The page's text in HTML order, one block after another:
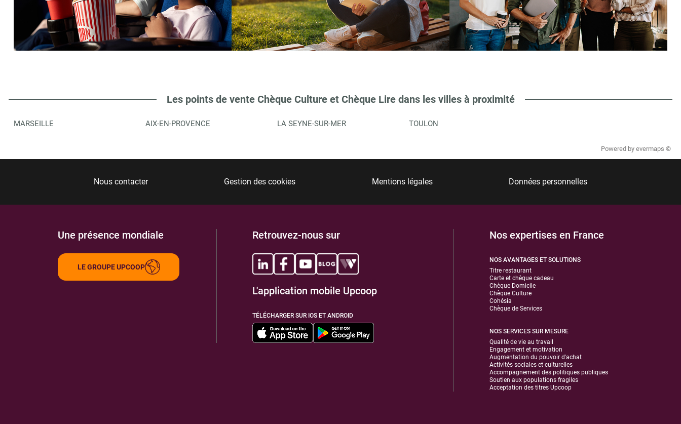
Les points de vente Chèque Culture et Chèque Lire dans les villes à proximité
MARSEILLE AIX-EN-PROVENCE LA SEYNE-SUR-MER TOULON
Powered by evermaps ©
Nous contacter Gestion des cookies Mentions légales Données personnelles
Une présence mondiale
LE GROUPE UPCOOP
Retrouvez-nous sur
L'application mobile Upcoop
TÉLÉCHARGER SUR IOS ET ANDROID
Nos expertises en France
NOS AVANTAGES ET SOLUTIONS
Titre restaurant
Carte et chèque cadeau
Chèque Domicile
Chèque Culture
Cohésia
Chèque de Services
NOS SERVICES SUR MESURE
Qualité de vie au travail
Engagement et motivation
Augmentation du pouvoir d'achat
Activités sociales et culturelles
Accompagnement des politiques publiques
Soutien aux populations fragiles
Acceptation des titres Upcoop